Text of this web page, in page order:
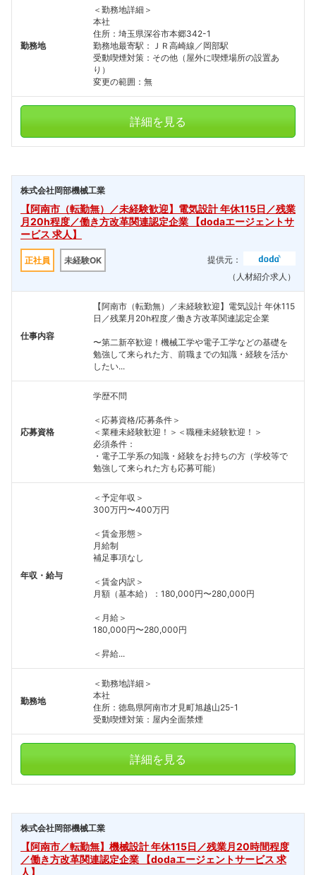
勤務地
＜勤務地詳細＞
本社
住所：埼玉県深谷市本郷342-1
勤務地最寄駅：ＪＲ高崎線／岡部駅
受動喫煙対策：その他（屋外に喫煙場所の設置あ
り）
変更の範囲：無
詳細を見る
株式会社岡部機械工業
【阿南市（転勤無）／未経験歓迎】電気設計 年休115日／残業
月20h程度／働き方改革関連認定企業 【dodaエージェントサ
ービス 求人】
正社員 未経験OK
提供元：
（人材紹介求人）
仕事内容
【阿南市（転勤無）／未経験歓迎】電気設計 年休115
日／残業月20h程度／働き方改革関連認定企業
〜第二新卒歓迎！機械工学や電子工学などの基礎を
勉強して来られた方、前職までの知識・経験を活か
したい...
応募資格
学歴不問
＜応募資格/応募条件＞
＜業種未経験歓迎！＞＜職種未経験歓迎！＞
必須条件：
・電子工学系の知識・経験をお持ちの方（学校等で
勉強して来られた方も応募可能）
年収・給与
＜予定年収＞
300万円〜400万円
＜賃金形態＞
月給制
補足事項なし
＜賃金内訳＞
月額（基本給）：180,000円〜280,000円
＜月給＞
180,000円〜280,000円
＜昇給...
勤務地
＜勤務地詳細＞
本社
住所：徳島県阿南市才見町旭越山25-1
受動喫煙対策：屋内全面禁煙
詳細を見る
株式会社岡部機械工業
【阿南市／転勤無】機械設計 年休115日／残業月20時間程度
／働き方改革関連認定企業 【dodaエージェントサービス 求
人】